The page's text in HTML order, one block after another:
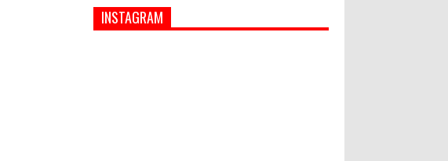
INSTAGRAM